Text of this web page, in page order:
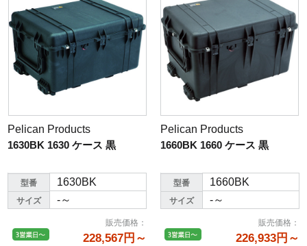
Pelican Products
1630BK 1630 ケース 黒
型番 1630BK
サイズ -～
販売価格 ：
228,567円～
Pelican Products
1660BK 1660 ケース 黒
型番 1660BK
サイズ -～
販売価格 ：
226,933円～